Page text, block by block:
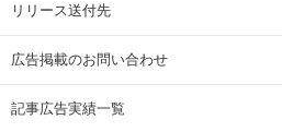
リリース送付先
広告掲載のお問い合わせ
記事広告実績一覧